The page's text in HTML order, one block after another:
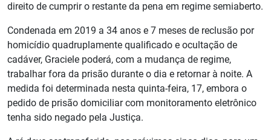
direito de cumprir o restante da pena em regime semiaberto.
Condenada em 2019 a 34 anos e 7 meses de reclusão por
homicídio quadruplamente qualificado e ocultação de
cadáver, Graciele poderá, com a mudança de regime,
trabalhar fora da prisão durante o dia e retornar à noite. A
medida foi determinada nesta quinta-feira, 17, embora o
pedido de prisão domiciliar com monitoramento eletrônico
tenha sido negado pela Justiça.